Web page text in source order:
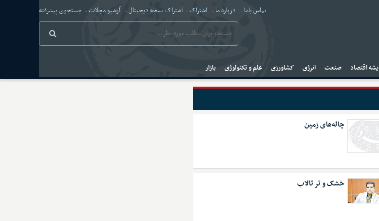
تماس باما درباره ما اشتراک اشتراک نسخه دیجیتال آرشیو مجلات جستجوی پیشرفته
اقتصاد صنعت انرژی کشاورزی علم و تکنولوژی بازار
چاله‌های زمین
خشک و تر تالاب